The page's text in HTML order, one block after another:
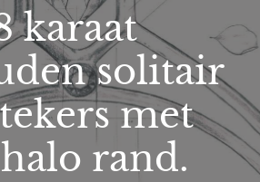
karaat
solitair
met
rand.